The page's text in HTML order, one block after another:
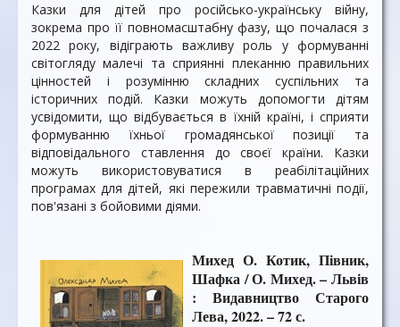
Казки для дітей про російсько-українську війну,
зокрема про її повномасштабну фазу, що почалася з
2022 року, відіграють важливу роль у формуванні
світогляду малечі та сприянні плеканню правильних
цінностей і розумінню складних суспільних та
історичних подій. Казки можуть допомогти дітям
усвідомити, що відбувається в їхній країні, і сприяти
формуванню їхньої громадянської позиції та
відповідального ставлення до своєї країни. Казки
можуть використовуватися в реабілітаційних
програмах для дітей, які пережили травматичні події,
пов'язані з бойовими діями.
Михед О. Котик, Півник,
Шафка / О. Михед. – Львів
: Видавництво Старого
Лева, 2022. – 72 с.